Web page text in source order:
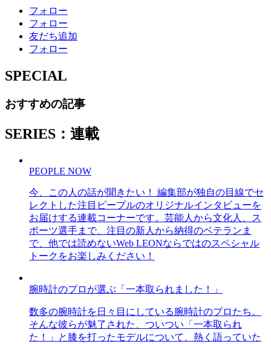
フォロー
フォロー
友だち追加
フォロー
SPECIAL
おすすめの記事
SERIES：連載
PEOPLE NOW
今、この人の話が聞きたい！ 編集部が独自の目線でセ
レクトした注目ピープルのオリジナルインタビューを
お届けする連載コーナーです。芸能人から文化人、ス
ポーツ選手まで、注目の新人から納得のベテランま
で、他では読めないWeb LEONならではのスペシャル
トークをお楽しみください！
腕時計のプロが選ぶ「一本取られました！」
数多の腕時計を日々目にしている腕時計のプロたち。
そんな彼らが魅了された、ついつい「一本取られ
た！」と膝を打ったモデルについて、熱く語っていた